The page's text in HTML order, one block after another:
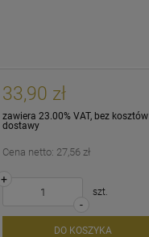
33,90 zł
zawiera 23.00% VAT, bez kosztów
dostawy
Cena netto: 27,56 zł
-
+
szt.
DO KOSZYKA